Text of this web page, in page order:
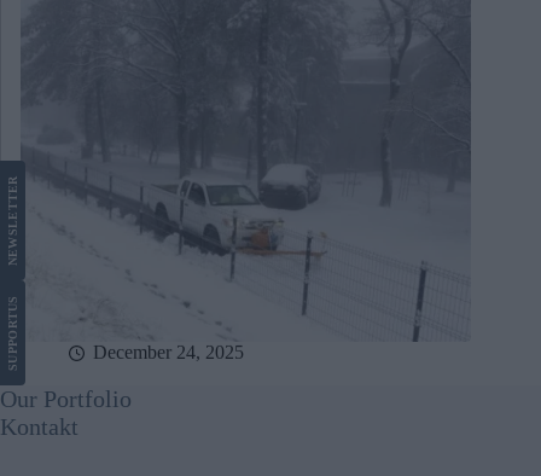
December 24, 2025
SUPPORT
US
NEWS
LETTER
Our Portfolio
Kontakt